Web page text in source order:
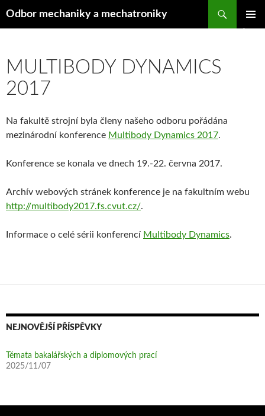
Odbor mechaniky a mechatroniky
WEBU
MULTIBODY DYNAMICS
2017
Na fakultě strojní byla členy našeho odboru pořádána
mezinárodní konference Multibody Dynamics 2017.
Konference se konala ve dnech 19.-22. června 2017.
Archív webových stránek konference je na fakultním webu
http://multibody2017.fs.cvut.cz/.
Informace o celé sérii konferencí Multibody Dynamics.
NEJNOVĚJŠÍ PŘÍSPĚVKY
Témata bakalářských a diplomových prací
2025/11/07